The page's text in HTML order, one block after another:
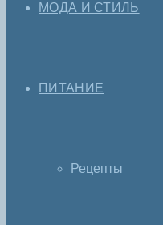
МОДА И СТИЛЬ
ПИТАНИЕ
Рецепты